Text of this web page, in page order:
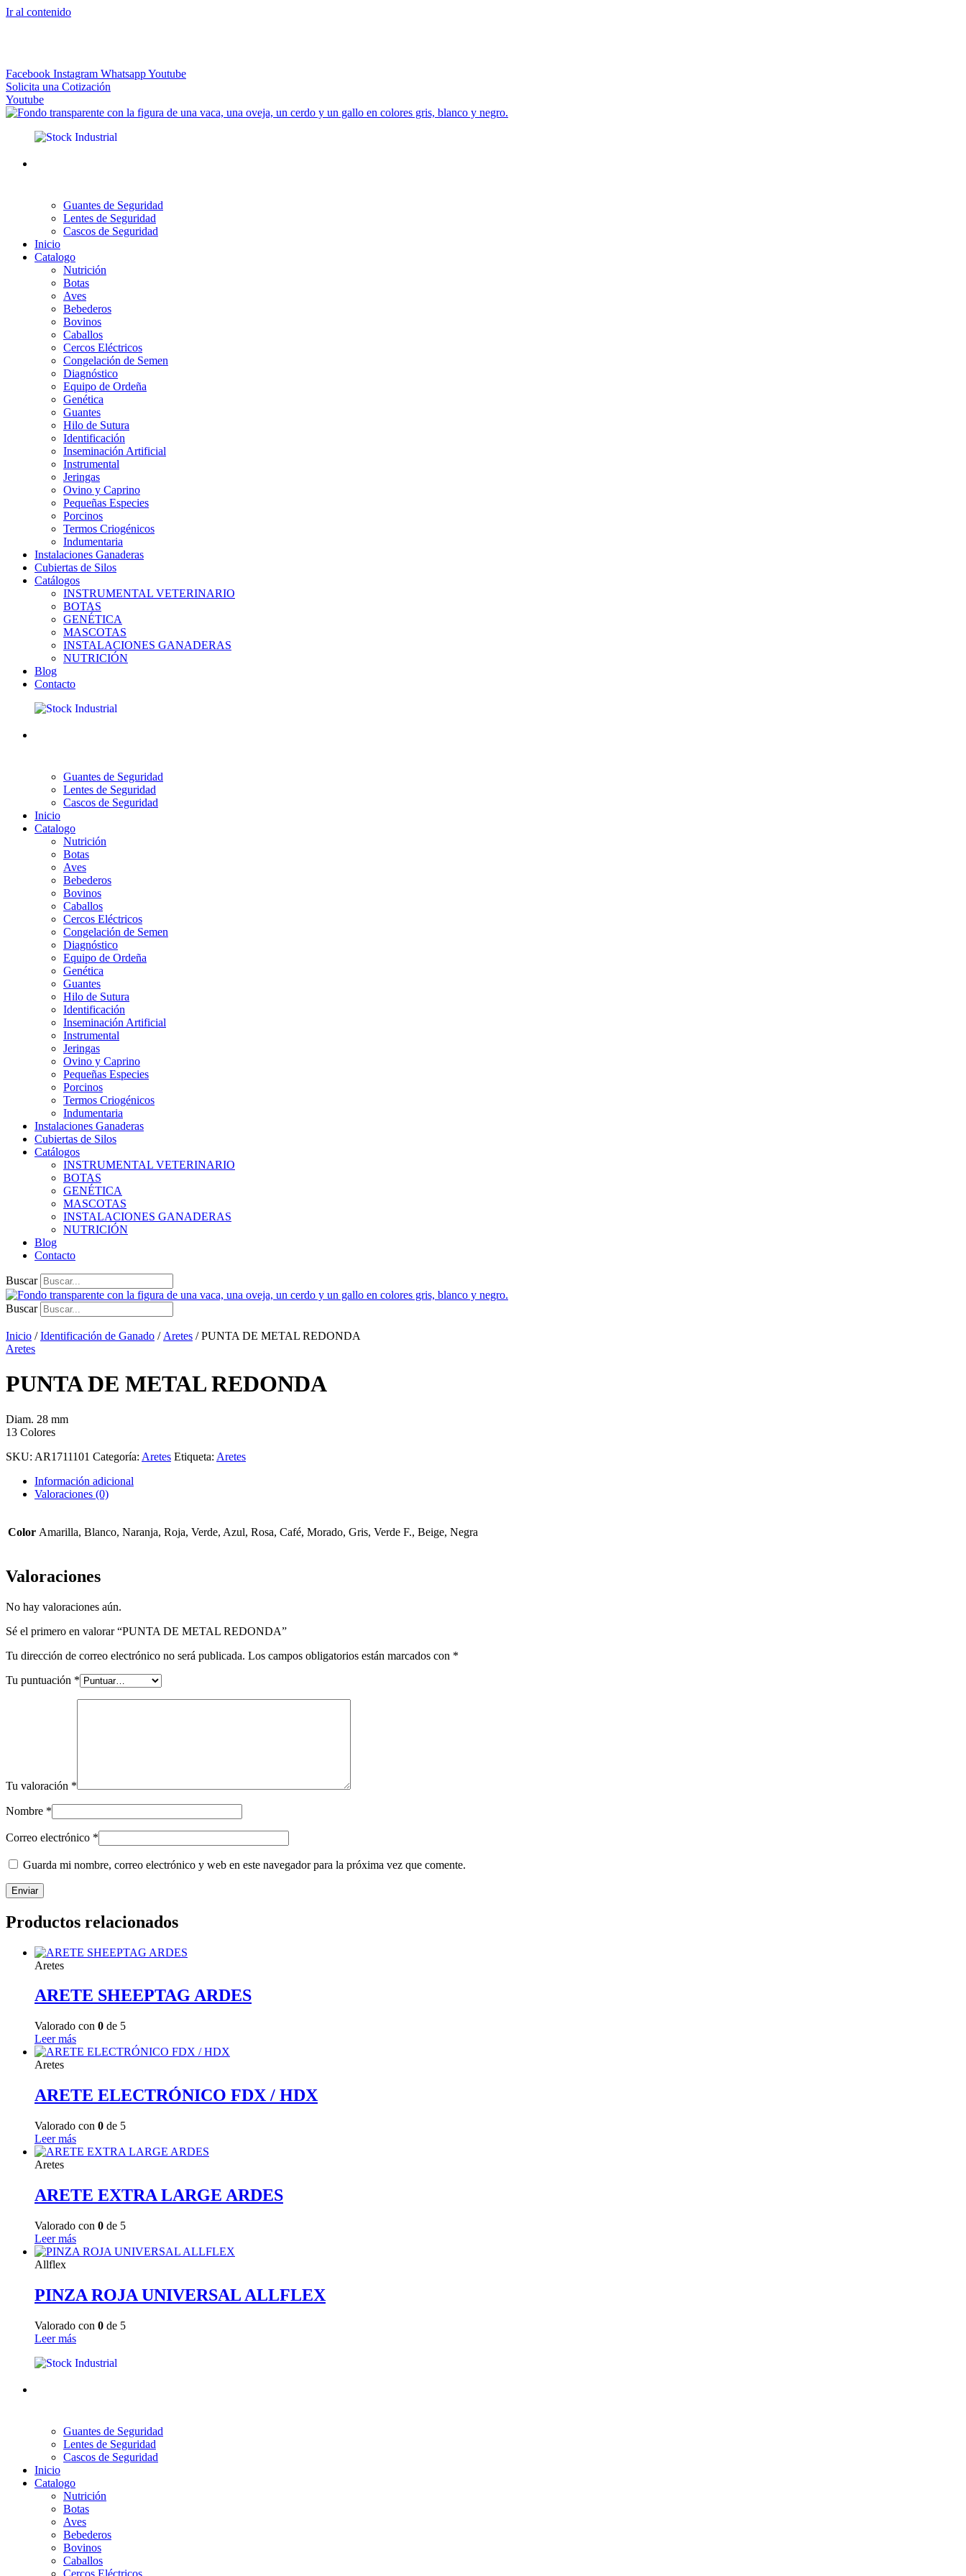
Ir al contenido
Facebook Instagram WhatsappYoutube
Solicita una Cotización
Youtube
Guantes de Seguridad
Lentes de Seguridad
Cascos de Seguridad
Inicio
Catalogo
Nutrición
Botas
Aves
Bebederos
Bovinos
Caballos
Cercos Eléctricos
Congelación de Semen
Diagnóstico
Equipo de Ordeña
Genética
Guantes
Hilo de Sutura
Identificación
Inseminación Artificial
Instrumental
Jeringas
Ovino y Caprino
Pequeñas Especies
Porcinos
Termos Criogénicos
Indumentaria
Instalaciones Ganaderas
Cubiertas de Silos
Catálogos
INSTRUMENTAL VETERINARIO
BOTAS
GENÉTICA
MASCOTAS
INSTALACIONES GANADERAS
NUTRICIÓN
Blog
Contacto
Guantes de Seguridad
Lentes de Seguridad
Cascos de Seguridad
Inicio
Catalogo
Nutrición
Botas
Aves
Bebederos
Bovinos
Caballos
Cercos Eléctricos
Congelación de Semen
Diagnóstico
Equipo de Ordeña
Genética
Guantes
Hilo de Sutura
Identificación
Inseminación Artificial
Instrumental
Jeringas
Ovino y Caprino
Pequeñas Especies
Porcinos
Termos Criogénicos
Indumentaria
Instalaciones Ganaderas
Cubiertas de Silos
Catálogos
INSTRUMENTAL VETERINARIO
BOTAS
GENÉTICA
MASCOTAS
INSTALACIONES GANADERAS
NUTRICIÓN
Blog
Contacto
Buscar
Buscar
Inicio /Identificación de Ganado / Aretes / PUNTA DE METAL REDONDA
Aretes
PUNTA DE METAL REDONDA
Diam. 28 mm
13 Colores
SKU: AR1711101 Categoría: Aretes Etiqueta: Aretes
Información adicional
Valoraciones (0)
Color Amarilla, Blanco, Naranja, Roja, Verde, Azul, Rosa, Café, Morado, Gris, Verde F., Beige, Negra
Valoraciones
No hay valoraciones aún.
Sé el primero en valorar “PUNTA DE METAL REDONDA”
Tu dirección de correo electrónico no será publicada. Los campos obligatorios están marcados con *
Tu puntuación *
Tu valoración *
Nombre *
Correo electrónico *
Guarda mi nombre, correo electrónico y web en este navegador para la próxima vez que comente.
Productos relacionados
Aretes
ARETE SHEEPTAG ARDES
Valorado con 0 de 5
Leer más
Aretes
ARETE ELECTRÓNICO FDX / HDX
Valorado con 0 de 5
Leer más
Aretes
ARETE EXTRA LARGE ARDES
Valorado con 0 de 5
Leer más
Allflex
PINZA ROJA UNIVERSAL ALLFLEX
Valorado con 0 de 5
Leer más
Guantes de Seguridad
Lentes de Seguridad
Cascos de Seguridad
Inicio
Catalogo
Nutrición
Botas
Aves
Bebederos
Bovinos
Caballos
Cercos Eléctricos